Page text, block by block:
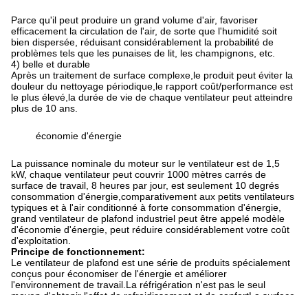
Parce qu'il peut produire un grand volume d'air, favoriser
efficacement la circulation de l'air, de sorte que l'humidité soit
bien dispersée, réduisant considérablement la probabilité de
problèmes tels que les punaises de lit, les champignons, etc.
4) belle et durable
Après un traitement de surface complexe,le produit peut éviter la
douleur du nettoyage périodique,le rapport coût/performance est
le plus élevé,la durée de vie de chaque ventilateur peut atteindre
plus de 10 ans.
économie d'énergie
La puissance nominale du moteur sur le ventilateur est de 1,5
kW, chaque ventilateur peut couvrir 1000 mètres carrés de
surface de travail, 8 heures par jour, est seulement 10 degrés
consommation d'énergie,comparativement aux petits ventilateurs
typiques et à l'air conditionné à forte consommation d'énergie,
grand ventilateur de plafond industriel peut être appelé modèle
d'économie d'énergie, peut réduire considérablement votre coût
d'exploitation.
Principe de fonctionnement:
Le ventilateur de plafond est une série de produits spécialement
conçus pour économiser de l'énergie et améliorer
l'environnement de travail.La réfrigération n'est pas le seul